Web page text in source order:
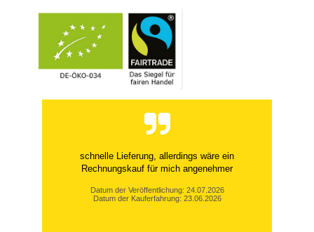
schnelle Lieferung, allerdings wäre ein
Rechnungskauf für mich angenehmer
Datum der Veröffentlichung: 24.07.2026
Datum der Kauferfahrung: 23.06.2026